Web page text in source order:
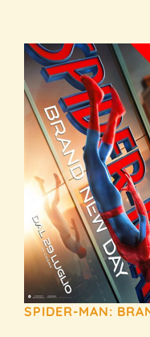
SPIDER-MAN: